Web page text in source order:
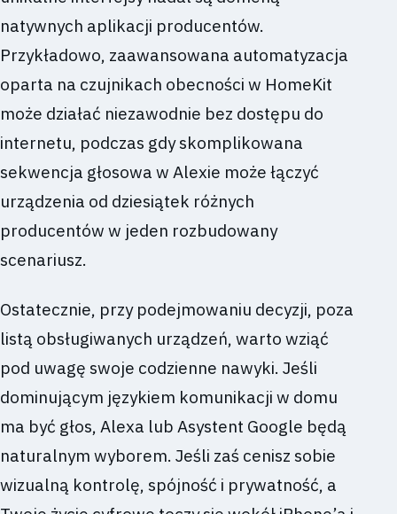
natywnych aplikacji producentów.
Przykładowo, zaawansowana automatyzacja
oparta na czujnikach obecności w HomeKit
może działać niezawodnie bez dostępu do
internetu, podczas gdy skomplikowana
sekwencja głosowa w Alexie może łączyć
urządzenia od dziesiątek różnych
producentów w jeden rozbudowany
scenariusz.
Ostatecznie, przy podejmowaniu decyzji, poza
listą obsługiwanych urządzeń, warto wziąć
pod uwagę swoje codzienne nawyki. Jeśli
dominującym językiem komunikacji w domu
ma być głos, Alexa lub Asystent Google będą
naturalnym wyborem. Jeśli zaś cenisz sobie
wizualną kontrolę, spójność i prywatność, a